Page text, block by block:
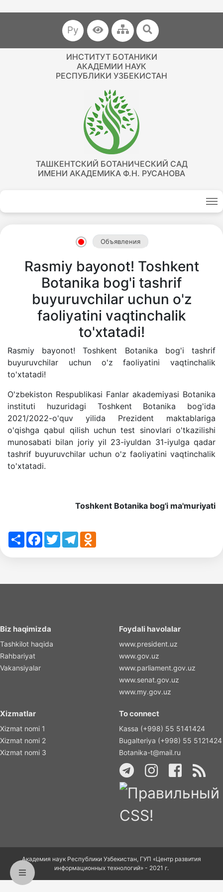
Ру
ИНСТИТУТ БОТАНИКИ
АКАДЕМИИ НАУК
РЕСПУБЛИКИ УЗБЕКИСТАН
ТАШКЕНТСКИЙ БОТАНИЧЕСКИЙ САД
ИМЕНИ АКАДЕМИКА Ф.Н. РУСАНОВА
Объявления
Rasmiy bayonot! Toshkent
Botanika bog'i tashrif
buyuruvchilar uchun o'z
faoliyatini vaqtinchalik
to'xtatadi!
Rasmiy bayonot! Toshkent Botanika bog'i tashrif
buyuruvchilar uchun o'z faoliyatini vaqtinchalik
to'xtatadi!
O'zbekiston Respublikasi Fanlar akademiyasi Botanika
instituti huzuridagi Toshkent Botanika bog'ida
2021/2022-o'quv yilida Prezident maktablariga
o'qishga qabul qilish uchun test sinovlari o'tkazilishi
munosabati bilan joriy yil 23-iyuldan 31-iyulga qadar
tashrif buyuruvchilar uchun o'z faoliyatini vaqtinchalik
to'xtatadi.
Toshkent Botanika bog'i ma'muriyati
ShareFacebook
TwitterTelegramOdnoklassniki
Biz haqimizda
Tashkilot haqida
Rahbariyat
Vakansiyalar
Foydali havolalar
www.president.uz
www.gov.uz
www.parliament.gov.uz
www.senat.gov.uz
www.my.gov.uz
Xizmatlar
Xizmat nomi 1
Xizmat nomi 2
Xizmat nomi 3
To connect
Kassa (+998) 55 5141424
Bugalteriya (+998) 55 5121424
Botanika-t@mail.ru
Академия наук Республики Узбекистан, ГУП «Центр развития
информационных технологий» - 2021 г.
Akademiklar
dasd
ETHNOBOTANY